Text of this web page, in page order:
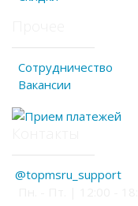
Сотрудничество
Вакансии
@topmsru_support